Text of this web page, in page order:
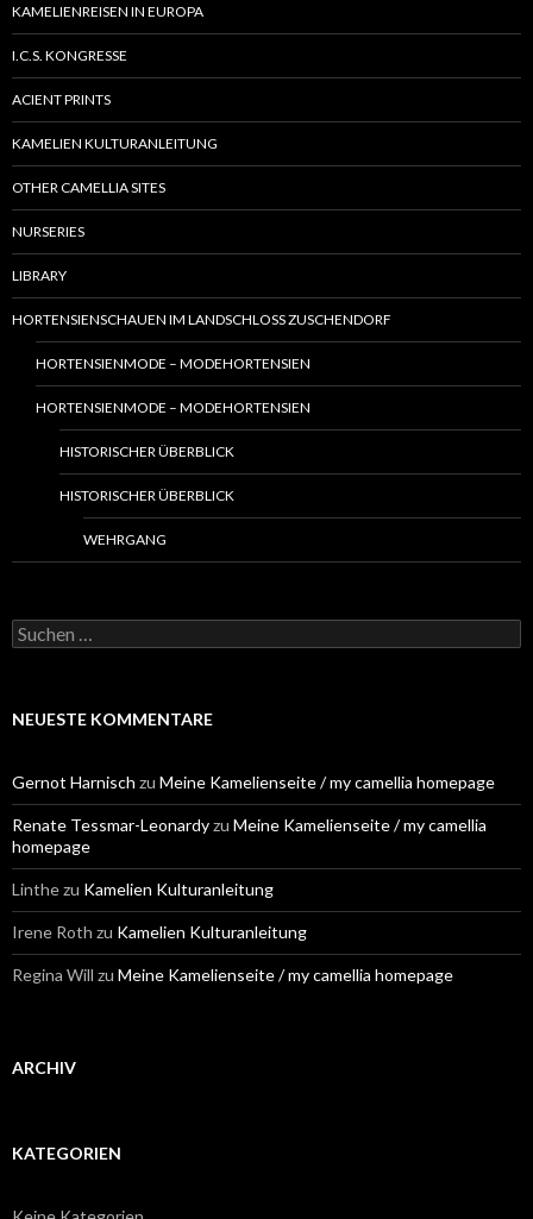
KAMELIENREISEN IN EUROPA
I.C.S. KONGRESSE
ACIENT PRINTS
KAMELIEN KULTURANLEITUNG
OTHER CAMELLIA SITES
NURSERIES
LIBRARY
HORTENSIENSCHAUEN IM LANDSCHLOSS ZUSCHENDORF
HORTENSIENMODE – MODEHORTENSIEN
HORTENSIENMODE – MODEHORTENSIEN
HISTORISCHER ÜBERBLICK
HISTORISCHER ÜBERBLICK
WEHRGANG
S
u
e
a
c
h
:
NEUESTE KOMMENTARE
Gernot Harnisch zu Meine Kamelienseite / my camellia homepage
Renate Tessmar-Leonardyzu Meine Kamelienseite / my camellia
homepage
Linthezu Kamelien Kulturanleitung
Irene Roth zu Kamelien Kulturanleitung
Regina Will zu Meine Kamelienseite / my camellia homepage
ARCHIV
KATEGORIEN